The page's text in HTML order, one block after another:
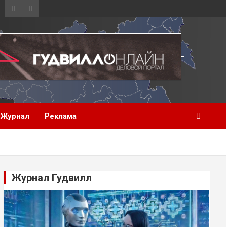
Журнал Реклама
Журнал Гудвилл